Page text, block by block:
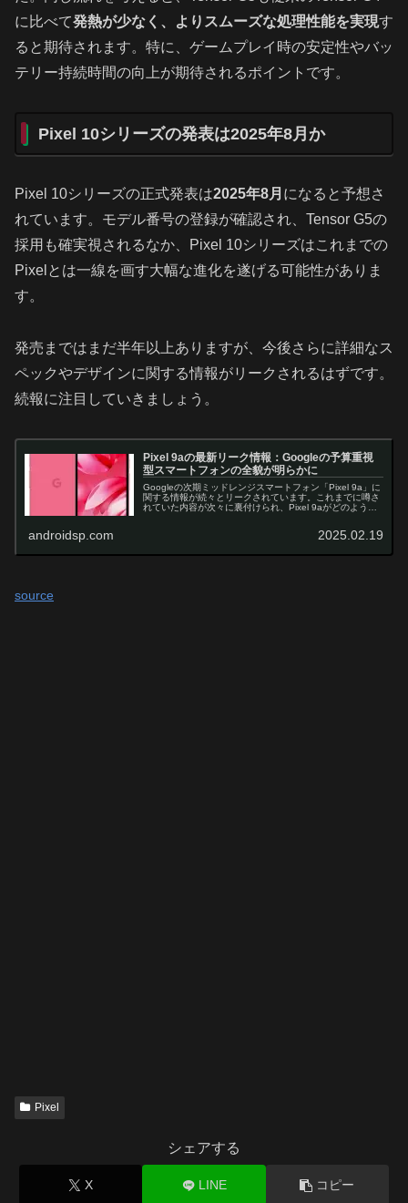
に比べて発熱が少なく、よりスムーズな処理性能を実現す
ると期待されます。特に、ゲームプレイ時の安定性やバッ
テリー持続時間の向上が期待されるポイントです。
Pixel 10シリーズの発表は2025年8月か
Pixel 10シリーズの正式発表は2025年8月 になると予想さ
れています。モデル番号の登録が確認され、Tensor G5の
採用も確実視されるなか、Pixel 10シリーズはこれまでの
Pixelとは一線を画す大幅な進化を遂げる可能性がありま
す。
発売まではまだ半年以上ありますが、今後さらに詳細なス
ペックやデザインに関する情報がリークされるはずです。
続報に注目していきましょう。
Pixel 9aの最新リーク情報：Googleの予算重視
型スマートフォンの全貌が明らかに
Googleの次期ミッドレンジスマートフォン「Pixel 9a」に
関する情報が続々とリークされています。これまでに噂さ
れていた内容が次々に裏付けられ、Pixel 9aがどのような
androidsp.com 2025.02.19
source
Pixel
シェアする
X LINE コピー